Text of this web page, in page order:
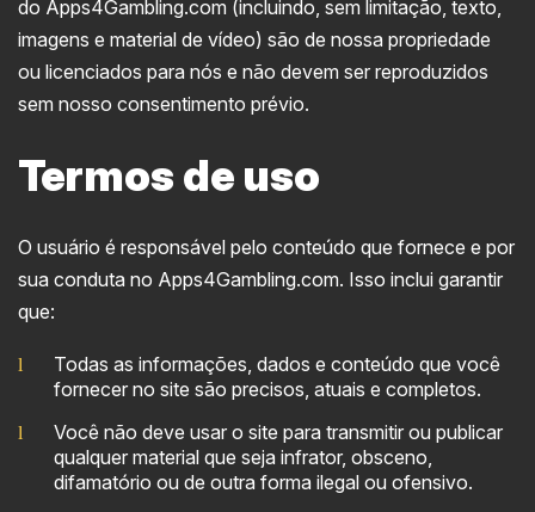
do Apps4Gambling.com (incluindo, sem limitação, texto,
imagens e material de vídeo) são de nossa propriedade
ou licenciados para nós e não devem ser reproduzidos
sem nosso consentimento prévio.
Termos de uso
O usuário é responsável pelo conteúdo que fornece e por
sua conduta no Apps4Gambling.com. Isso inclui garantir
que:
Todas as informações, dados e conteúdo que você
fornecer no site são precisos, atuais e completos.
Você não deve usar o site para transmitir ou publicar
qualquer material que seja infrator, obsceno,
difamatório ou de outra forma ilegal ou ofensivo.